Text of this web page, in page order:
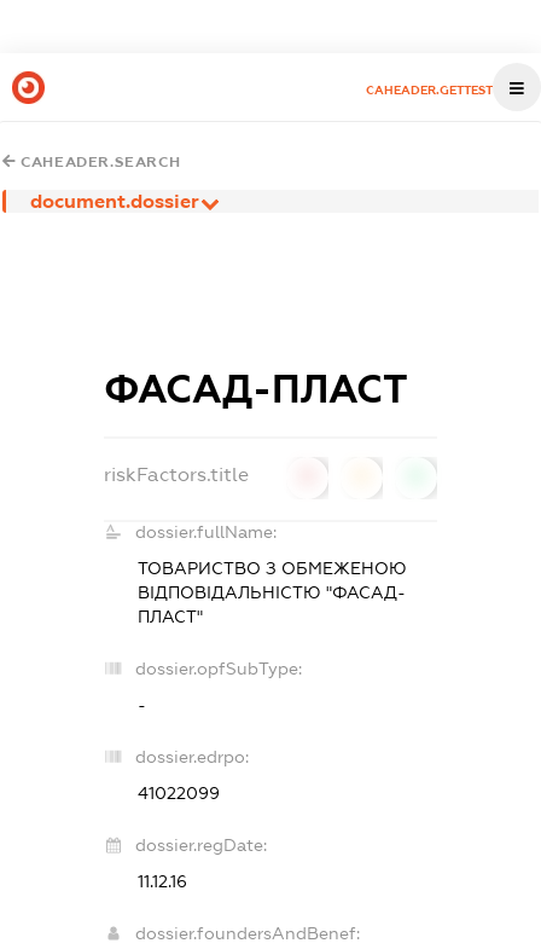
CAHEADER.GETTEST
CAHEADER.SEARCH
document.dossier
ФАСАД-ПЛАСТ
riskFactors.title
dossier.fullName:
ТОВАРИСТВО З ОБМЕЖЕНОЮ
ВІДПОВІДАЛЬНІСТЮ "ФАСАД-
ПЛАСТ"
dossier.opfSubType:
-
dossier.edrpo:
41022099
dossier.regDate:
11.12.16
dossier.foundersAndBenef: